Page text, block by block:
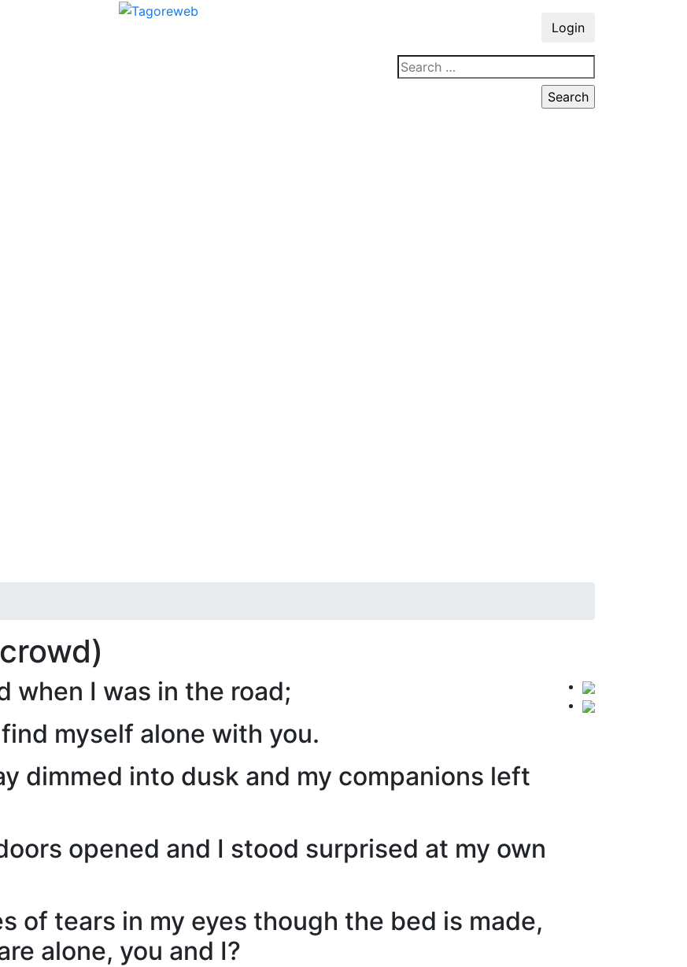
Login
when I was in the road;
myself alone with you.
dimmed into dusk and my companions left
opened and I stood surprised at my own
of tears in my eyes though the bed is made,
alone, you and I?